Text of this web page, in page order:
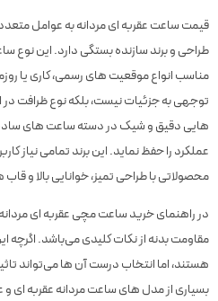
قیمت ساعت عقربه ای مردانه به عوامل
طراحی و برند سازنده بستگی دارد. این نوع
مناسب انواع موقعیت های رسمی، کاری یا
توجهی به جزئیات نیست، بلکه نوع ظرافت در
هایی دقیق و شیک در دسته ساعت های
عملکرد را حفظ نماید. این برند تمامی نیاز
محصولاتی با طراحی تمیز، خوانایی بالا و
در راهنمای خرید ساعت مچی عقربه ای
مقاومت بدنه از نکات کلیدی می‌باشد. اگرچه
هستند، اما انتخاب درست آن ها می‌تواند
بسیاری از مدل های ساعت مردانه عقربه